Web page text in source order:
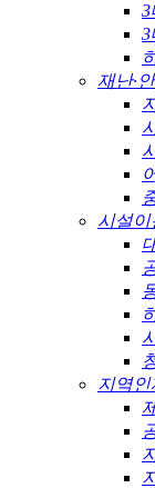
3
3
재난·
시설이
지역